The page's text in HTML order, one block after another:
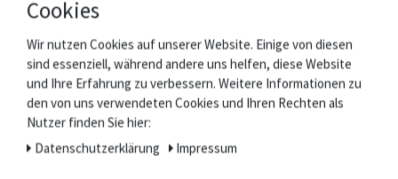
seit Mitte des 19. Jahrhunderts die weltweit bekannten
Laguiole en Aubrac zählt zu den besten Schmieden der
Region, die sich besonders durch Qualität und Bewahrung der
Tradition auszeichnen.
Messer und Griffschalen werden aus edlen Materialien in
Handarbeit gefertigt. Die Klingen ziert der berühmte
Cookies
Wir nutzen Cookies auf unserer Website. Einige von diesen
sind essenziell, während andere uns helfen, diese Website
und Ihre Erfahrung zu verbessern. Weitere Informationen zu
den von uns verwendeten Cookies und Ihren Rechten als
Nutzer finden Sie hier:
Daten­schutz­erklärung
Impressum